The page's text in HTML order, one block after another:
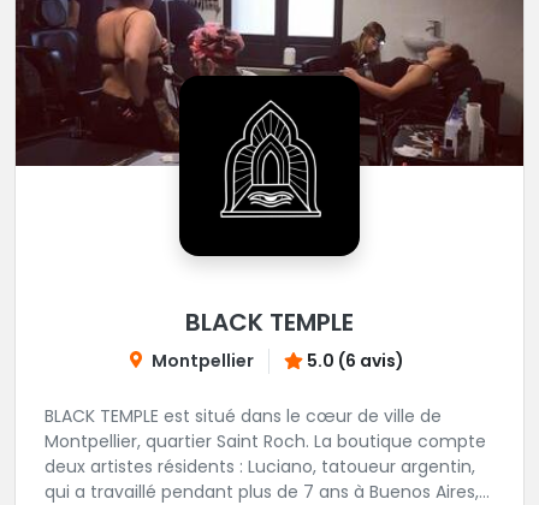
BLACK TEMPLE
Montpellier 5.0 (6 avis)
BLACK TEMPLE est situé dans le cœur de ville de
Montpellier, quartier Saint Roch. La boutique compte
deux artistes résidents : Luciano, tatoueur argentin,
qui a travaillé pendant plus de 7 ans à Buenos Aires,